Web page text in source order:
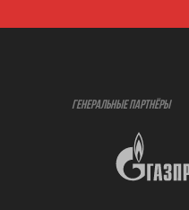
ГЕНЕРАЛЬНЫЕ ПАРТНЁРЫ